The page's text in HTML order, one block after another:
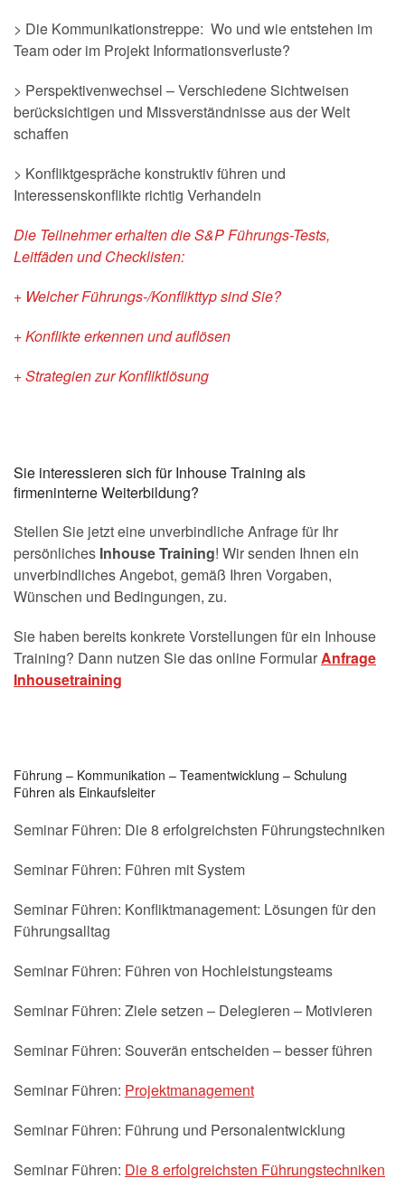
> Die Kommunikationstreppe: Wo und wie entstehen im
Team oder im Projekt Informationsverluste?
> Perspektivenwechsel – Verschiedene Sichtweisen
berücksichtigen und Missverständnisse aus der Welt
schaffen
> Konfliktgespräche konstruktiv führen und
Interessenskonflikte richtig Verhandeln
Die Teilnehmer erhalten die S&P Führungs-Tests,
Leitfäden und Checklisten:
+ Welcher Führungs-/Konflikttyp sind Sie?
+ Konflikte erkennen und auflösen
+ Strategien zur Konfliktlösung
Sie interessieren sich für Inhouse Training als
firmeninterne Weiterbildung?
Stellen Sie jetzt eine unverbindliche Anfrage für Ihr
persönliches Inhouse Training! Wir senden Ihnen ein
unverbindliches Angebot, gemäß Ihren Vorgaben,
Wünschen und Bedingungen, zu.
Sie haben bereits konkrete Vorstellungen für ein Inhouse
Training? Dann nutzen Sie das online Formular Anfrage
Inhousetraining
Führung – Kommunikation – Teamentwicklung – Schulung
Führen als Einkaufsleiter
Seminar Führen: Die 8 erfolgreichsten Führungstechniken
Seminar Führen: Führen mit System
Seminar Führen: Konfliktmanagement: Lösungen für den
Führungsalltag
Seminar Führen: Führen von Hochleistungsteams
Seminar Führen: Ziele setzen – Delegieren – Motivieren
Seminar Führen: Souverän entscheiden – besser führen
Seminar Führen: Projektmanagement
Seminar Führen: Führung und Personalentwicklung
Seminar Führen: Die 8 erfolgreichsten Führungstechniken